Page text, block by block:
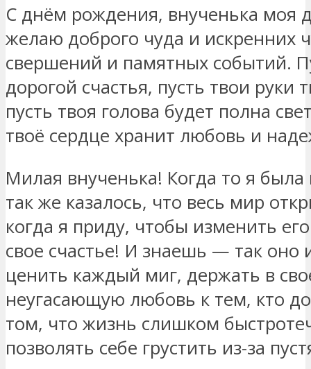
С днём рождения, внученька моя
желаю доброго чуда и искренних
свершений и памятных событий.
дорогой счастья, пусть твои руки
пусть твоя голова будет полна
твоё сердце хранит любовь и
Милая внученька! Когда то я
так же казалось, что весь мир
когда я приду, чтобы изменить
свое счастье! И знаешь — так оно
ценить каждый миг, держать в
неугасающую любовь к тем, кто
том, что жизнь слишком
позволять себе грустить из-за